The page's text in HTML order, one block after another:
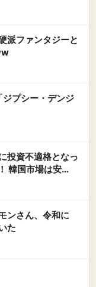
派ファンタジーと
ジプシー・デンジ
投資不適格となっ
韓国市場は安
されているのか
ンさん、令和に
た